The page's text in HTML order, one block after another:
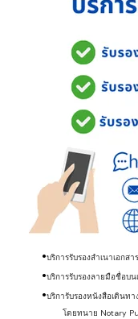
บริการรับรองสำเนาเอก
บริการรับรองลายมือชื่อบ
บริการับรองหนังสือเดินท
โดยทนาย Notary